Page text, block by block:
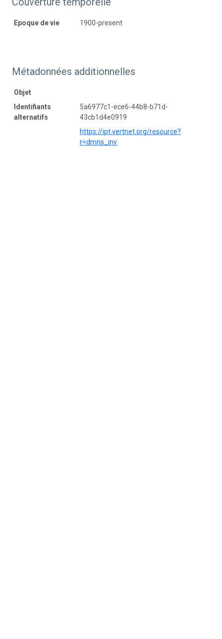
Epoque de vie 1900-present
Métadonnées additionnelles
Objet
Identifiants
alternatifs
5a6977c1-ece6-44b8-b71d-
43cb1d4e0919
https://ipt.vertnet.org/resource?
r=dmns_inv